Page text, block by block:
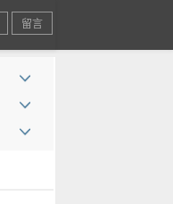
留言